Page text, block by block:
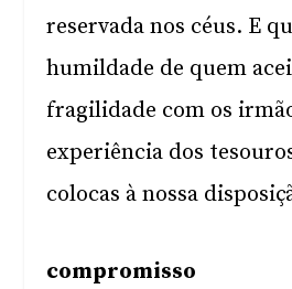
reservada nos céus. E
humildade de quem
fragilidade com os
experiência dos
colocas à nossa
compromisso